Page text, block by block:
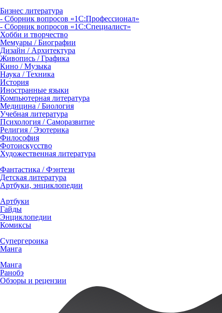
Бизнес литература
- Сборник вопросов «1С:Профессионал»
- Сборник вопросов «1С:Специалист»
Хобби и творчество
Мемуары / Биографии
Дизайн / Архитектура
Живопись / Графика
Кино / Музыка
Наука / Техника
История
Иностранные языки
Компьютерная литература
Медицина / Биология
Учебная литература
Психология / Саморазвитие
Религия / Эзотерика
Философия
Фотоискусство
Художественная литература
Фантастика / Фэнтези
Детская литература
Артбуки, энциклопедии
Артбуки
Гайды
Энциклопедии
Комиксы
Супергероика
Манга
Манга
Ранобэ
Обзоры и рецензии